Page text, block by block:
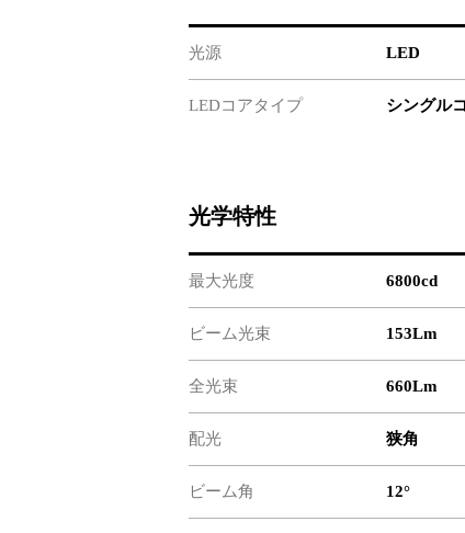
光源 LED
LEDコアタイプ シングル
光学特性
最大光度 6800cd
ビーム光束 153Lm
全光束 660Lm
配光 狭角
ビーム角 12°